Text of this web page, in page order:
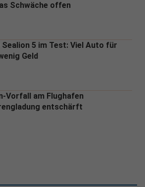
Schwäche offen
Sealion 5 im Test: Viel Auto für
Geld
Vorfall am Flughafen
entschärft